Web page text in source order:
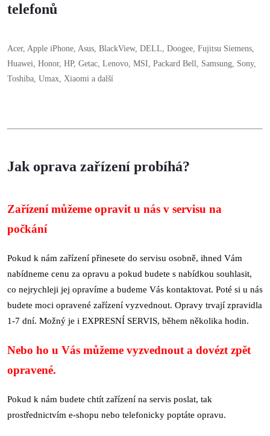
telefonů
Acer, Apple iPhone, Asus, BlackView, DELL, Doogee, Fujitsu Siemens,
Huawei, Honor, HP, Getac, Lenovo, MSI, Packard Bell, Samsung, Sony,
Toshiba, Umax, Xiaomi a další
Jak oprava zařízení probíhá?
Zařízení můžeme opravit u nás v servisu na
počkání
Pokud k nám zařízení přinesete do servisu osobně, ihned Vám
nabídneme cenu za opravu a pokud budete s nabídkou souhlasit,
co nejrychleji jej opravíme a budeme Vás kontaktovat. Poté si u nás
budete moci opravené zařízení vyzvednout. Opravy trvají zpravidla
1-7 dní. Možný je i EXPRESNÍ SERVIS, během několika hodin.
Nebo ho u Vás můžeme vyzvednout a dovézt zpět
opravené.
Pokud k nám budete chtít zařízení na servis poslat, tak
prostřednictvím e-shopu nebo telefonicky poptáte opravu.